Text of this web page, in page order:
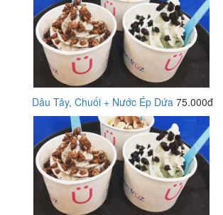
Dâu Tây, Chuối + Nước Ép Dứa 75.000đ